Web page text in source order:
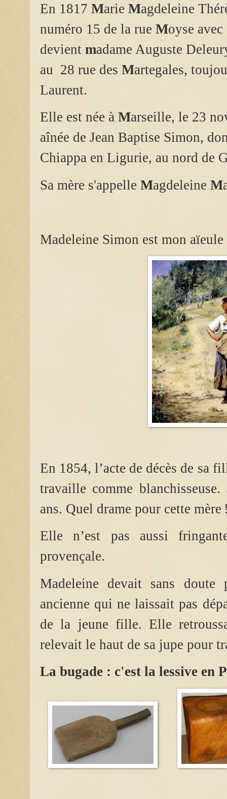
En 1817 Marie Magdeleine
numéro 15 de la rue Moyse
devient madame Auguste
au 28 rue des Martegales,
Laurent.
Elle est née à Marseille, le 23
aînée de Jean Baptise Simon,
Chiappa en Ligurie, au nord de
Sa mère s'appelle Magdeleine M
Madeleine Simon est mon
En 1854, l’acte de décès de sa
travaille comme
ans. Quel drame pour cette mère
Elle n’est pas aussi
provençale.
Madeleine devait sans
ancienne qui ne laissait pas
de la jeune fille. Elle
relevait le haut de sa jupe pour
La bugade : c'est la lessive en